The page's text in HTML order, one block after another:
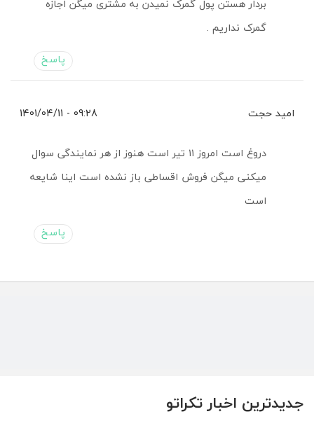
جدیدترین اخبار تکراتو
بردار هستن پول گمرک نمیدن به مشتری میگن اجازه
گمرک نداریم .
پاسخ
امید حجت 09:28 - 1401/04/11
دروغ است امروز ۱۱ تیر است هنوز از هر نمایندگی سوال
میکنی میگن فروش اقساطی باز نشده است اینا شایعه
است
پاسخ